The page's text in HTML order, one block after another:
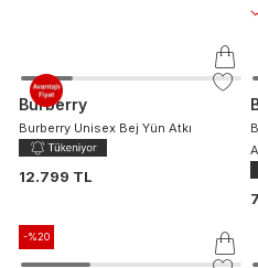
Burberry
Burberry Unisex Bej Yün Atkı
12.799 TL
-%20